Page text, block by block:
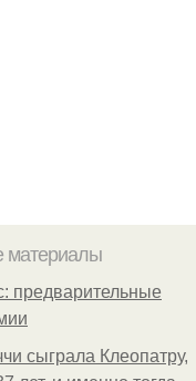
материалы
предварительные
сыграла Клеопатру,